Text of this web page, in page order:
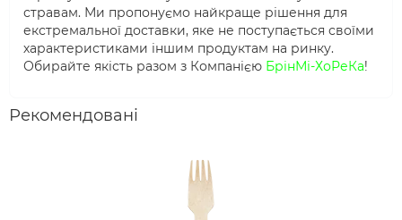
стравам. Ми пропонуємо найкраще рішення для
екстремальної доставки, яке не поступається своїми
характеристиками іншим продуктам на ринку.
Обирайте якість разом з Компанією БрінМі-ХоРеКа!
Рекомендовані